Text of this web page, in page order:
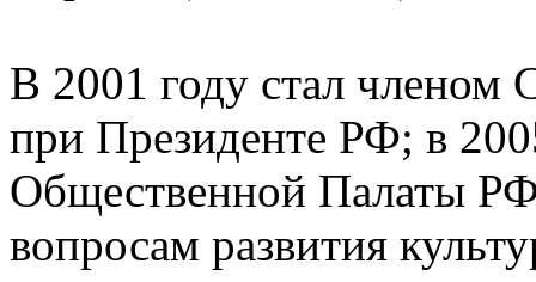
В 2001 году стал членом
при Президенте РФ; в
Общественной Палаты
вопросам развития